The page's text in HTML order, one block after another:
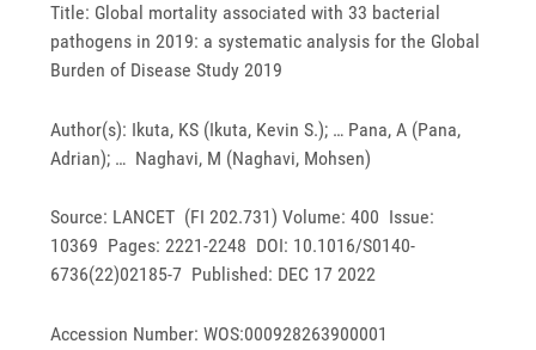
Title: Global mortality associated with 33 bacterial
pathogens in 2019: a systematic analysis for the Global
Burden of Disease Study 2019
Author(s): Ikuta, KS (Ikuta, Kevin S.); … Pana, A (Pana,
Adrian); … Naghavi, M (Naghavi, Mohsen)
Source: LANCET (FI 202.731) Volume: 400 Issue:
10369 Pages: 2221-2248 DOI: 10.1016/S0140-
6736(22)02185-7 Published: DEC 17 2022
Accession Number: WOS:000928263900001